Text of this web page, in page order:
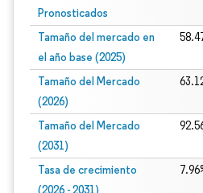
Pronosticados
Tamaño del mercado en
el año base (2025)
Tamaño del Mercado
(2026)
Tamaño del Mercado
(2031)
Tasa de crecimiento
(2026 - 2031)